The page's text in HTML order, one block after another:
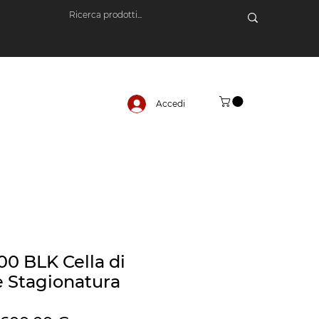
Accedi
BLK Cella di
Stagionatura